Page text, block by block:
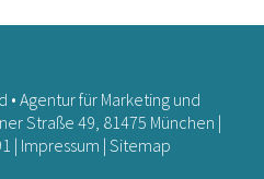
• Agentur für Marketing und
Straße 49, 81475 München |
| Impressum | Sitemap